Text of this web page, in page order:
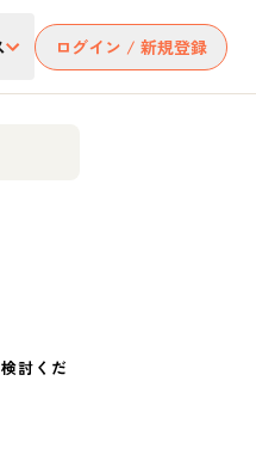
ログイン / 新規登録
討くだ